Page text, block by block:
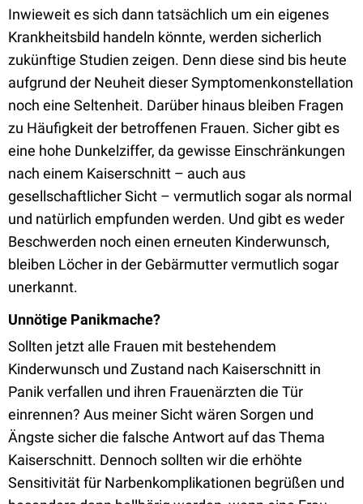
Inwieweit es sich dann tatsächlich um ein eigenes
Krankheitsbild handeln könnte, werden sicherlich
zukünftige Studien zeigen. Denn diese sind bis heute
aufgrund der Neuheit dieser Symptomenkonstellation
noch eine Seltenheit. Darüber hinaus bleiben Fragen
zu Häufigkeit der betroffenen Frauen. Sicher gibt es
eine hohe Dunkelziffer, da gewisse Einschränkungen
nach einem Kaiserschnitt – auch aus
gesellschaftlicher Sicht – vermutlich sogar als normal
und natürlich empfunden werden. Und gibt es weder
Beschwerden noch einen erneuten Kinderwunsch,
bleiben Löcher in der Gebärmutter vermutlich sogar
unerkannt.
Unnötige Panikmache?
Sollten jetzt alle Frauen mit bestehendem
Kinderwunsch und Zustand nach Kaiserschnitt in
Panik verfallen und ihren Frauenärzten die Tür
einrennen? Aus meiner Sicht wären Sorgen und
Ängste sicher die falsche Antwort auf das Thema
Kaiserschnitt. Dennoch sollten wir die erhöhte
Sensitivität für Narbenkomplikationen begrüßen und